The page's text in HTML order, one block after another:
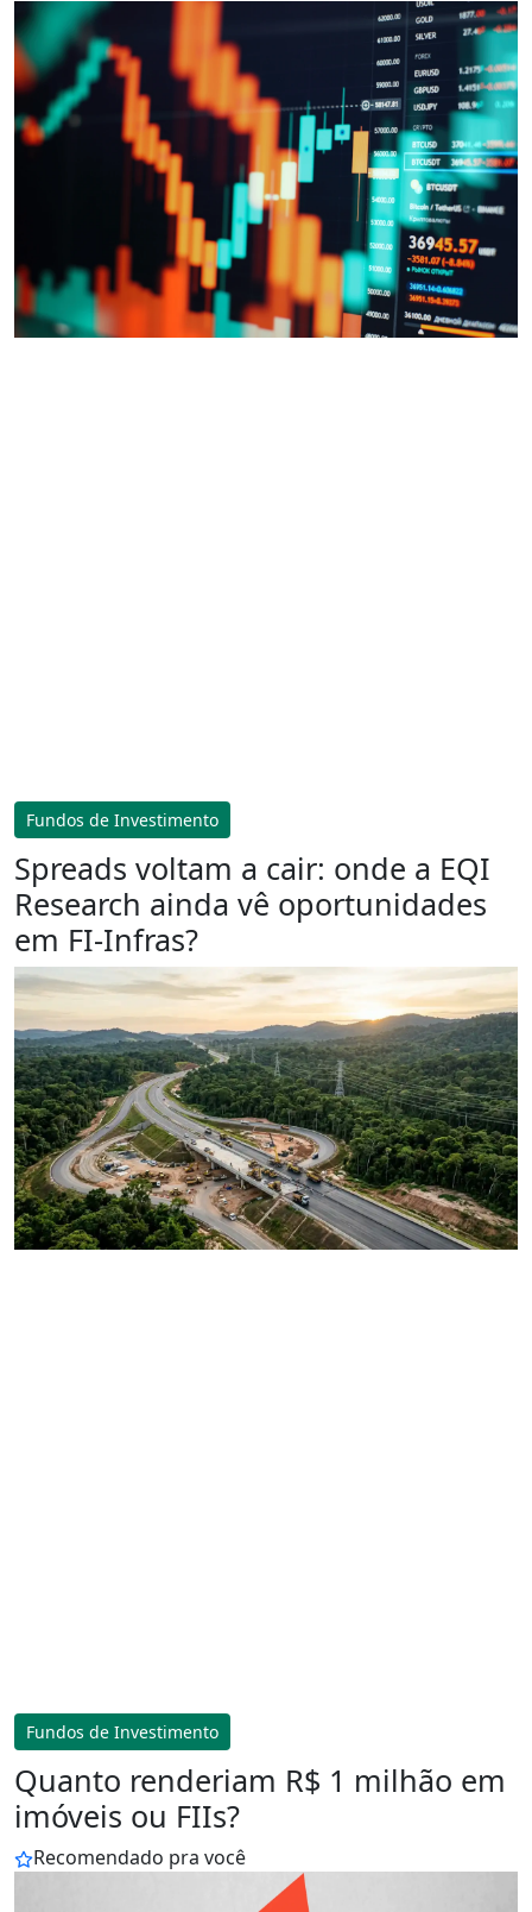
Pátria capta US$ 4,5 bi e supera
consenso no 2T26
Lucro distribuível recorrente soma US$ 50,7 milhões e
fica 10% acima do consenso
Fundos de Investimento
Spreads voltam a cair: onde a EQI
Research ainda vê oportunidades
em FI-Infras?
Fundos de Investimento
Quanto renderiam R$ 1 milhão em
imóveis ou FIIs?
Recomendado pra você